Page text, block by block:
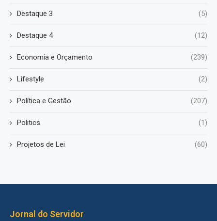
Destaque 3 (5)
Destaque 4 (12)
Economia e Orçamento (239)
Lifestyle (2)
Política e Gestão (207)
Politics (1)
Projetos de Lei (60)
Jornal do Servidor